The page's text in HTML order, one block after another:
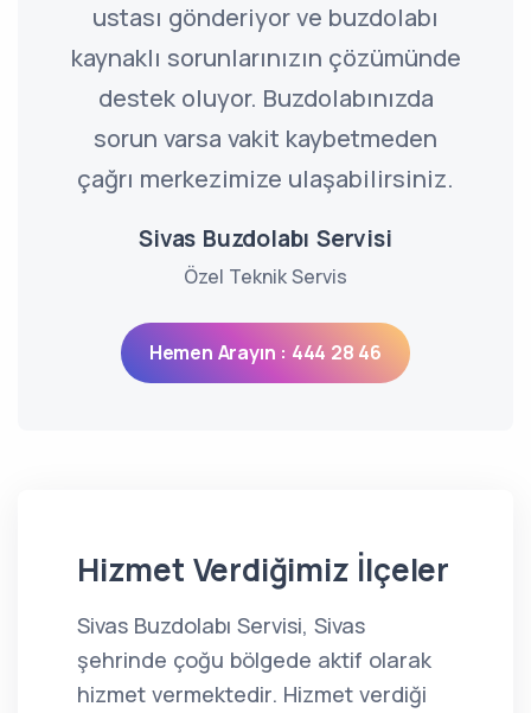
ustası gönderiyor ve buzdolabı
kaynaklı sorunlarınızın çözümünde
destek oluyor. Buzdolabınızda
sorun varsa vakit kaybetmeden
çağrı merkezimize ulaşabilirsiniz.
Sivas Buzdolabı Servisi
Özel Teknik Servis
Hemen Arayın : 444 28 46
Hizmet Verdiğimiz İlçeler
Sivas Buzdolabı Servisi, Sivas
şehrinde çoğu bölgede aktif olarak
hizmet vermektedir. Hizmet verdiği